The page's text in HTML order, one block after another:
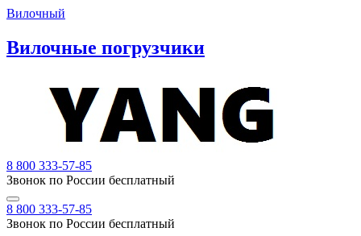
Вилочный
Вилочные погрузчики
8 800 333-57-85
Звонок по России бесплатный
8 800 333-57-85
Звонок по России бесплатный